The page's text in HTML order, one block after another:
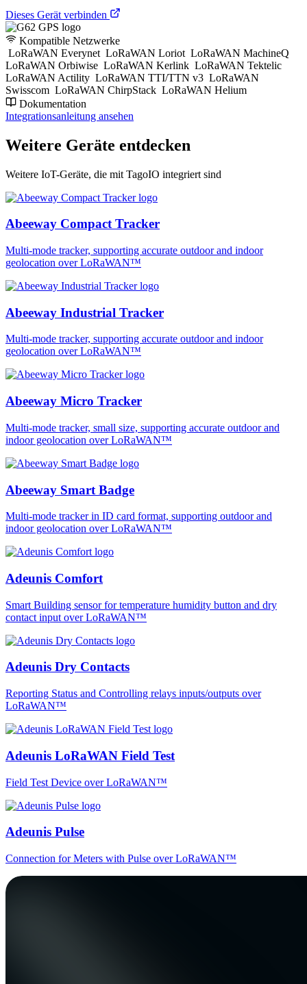
Dieses Gerät verbinden
Kompatible Netzwerke
LoRaWAN Everynet LoRaWAN Loriot LoRaWAN MachineQ
LoRaWAN Orbiwise LoRaWAN Kerlink LoRaWAN Tektelic
LoRaWAN Actility LoRaWAN TTI/TTN v3 LoRaWAN
Swisscom LoRaWAN ChirpStack LoRaWAN Helium
Dokumentation
Integrationsanleitung ansehen
Weitere Geräte entdecken
Weitere IoT-Geräte, die mit TagoIO integriert sind
Abeeway Compact Tracker
Multi-mode tracker, supporting accurate outdoor and indoor
geolocation over LoRaWAN™
Abeeway Industrial Tracker
Multi-mode tracker, supporting accurate outdoor and indoor
geolocation over LoRaWAN™
Abeeway Micro Tracker
Multi-mode tracker, small size, supporting accurate outdoor and
indoor geolocation over LoRaWAN™
Abeeway Smart Badge
Multi-mode tracker in ID card format, supporting outdoor and
indoor geolocation over LoRaWAN™
Adeunis Comfort
Smart Building sensor for temperature humidity button and dry
contact input over LoRaWAN™
Adeunis Dry Contacts
Reporting Status and Controlling relays inputs/outputs over
LoRaWAN™
Adeunis LoRaWAN Field Test
Field Test Device over LoRaWAN™
Adeunis Pulse
Connection for Meters with Pulse over LoRaWAN™